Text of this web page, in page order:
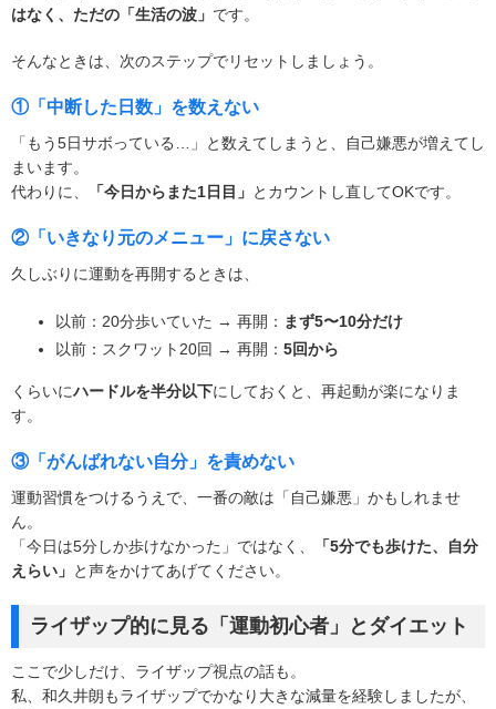
はなく、ただの「生活の波」 です。
そんなときは、次のステップでリセットしましょう。
①「中断した日数」を数えない
「もう5日サボっている…」と数えてしまうと、自己嫌悪が増えてし
まいます。
代わりに、
「今日からまた1日目」 とカウントし直してOKです。
②「いきなり元のメニュー」に戻さない
久しぶりに運動を再開するときは、
以前：20分歩いていた → 再開： まず5〜10分だけ
以前：スクワット20回 → 再開： 5回から
くらいにハードルを半分以下にしておくと、再起動が楽になりま
す。
③「がんばれない自分」を責めない
運動習慣をつけるうえで、 一番の敵は「自己嫌悪」 かもしれませ
ん。
「今日は5分しか歩けなかった」ではなく、
「5分でも歩けた、自分
えらい」 と声をかけてあげてください。
ライザップ的に見る「運動初心者」とダイエット
ここで少しだけ、ライザップ視点の話も。
私、和久井朗もライザップでかなり大きな減量を経験しましたが、